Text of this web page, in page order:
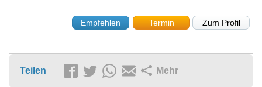
Empfehlen Termin Zum Profil
Teilen Mehr